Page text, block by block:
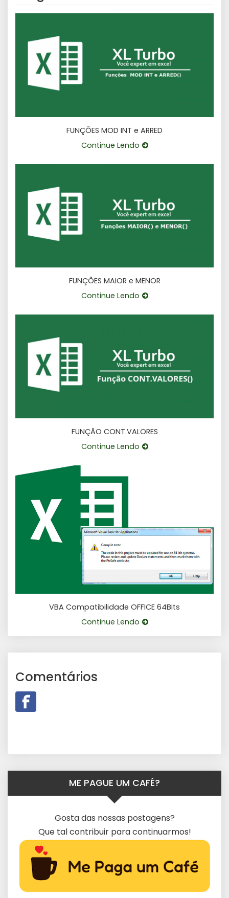
FUNÇÕES MOD INT e ARRED
Continue Lendo
FUNÇÕES MAIOR e MENOR
Continue Lendo
FUNÇÃO CONT.VALORES
Continue Lendo
VBA Compatibilidade OFFICE 64Bits
Continue Lendo
Comentários
ME PAGUE UM CAFÉ?
Gosta das nossas postagens?
Que tal contribuir para continuarmos!